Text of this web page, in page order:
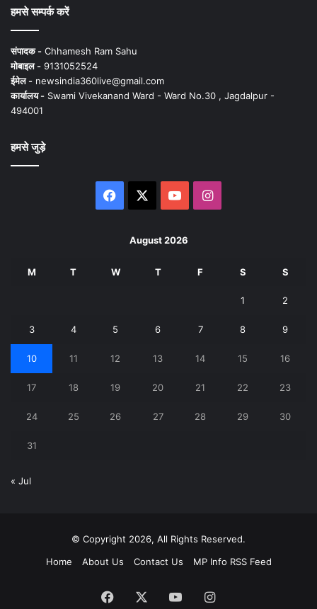
हमसे सम्पर्क करें
संपादक - Chhamesh Ram Sahu
मोबाइल - 9131052524
ईमेल - newsindia360live@gmail.com
कार्यालय - Swami Vivekanand Ward - Ward No.30 , Jagdalpur -
494001
हमसे जुड़े
Facebook YouTubeInstagram
August 2026
M T W T F S S
1 2
3 4 5 6 7 8 9
10 11 12 13 14 15 16
17 18 19 20 21 22 23
24 25 26 27 28 29 30
31
« Jul
© Copyright 2026, All Rights Reserved.
Home
About Us Contact Us MP Info RSS Feed
Facebook YouTubeInstagram